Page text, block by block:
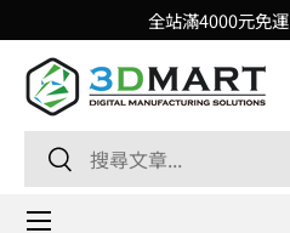
Skip to content
全站滿4000元免運
Search
Search
Menu